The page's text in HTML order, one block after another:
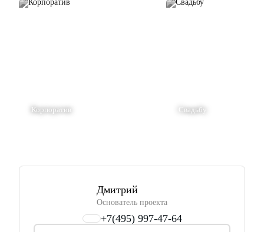
Корпоратив Свадьбу
Дмитрий
Основатель проекта
+7(495) 997-47-64